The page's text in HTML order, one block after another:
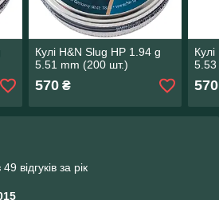
Кулі H&N Slug HP 1.94 g
5.51 mm (200 шт.)
570₴ 570
відгуків за рік